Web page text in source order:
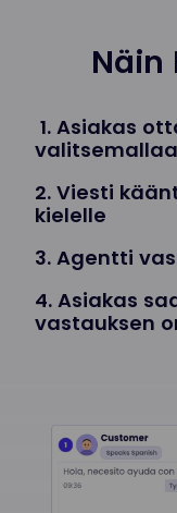
Näin
1. Asiakas
2. Viesti
kielelle
3. Agentti
4. Asiakas
vastauksen